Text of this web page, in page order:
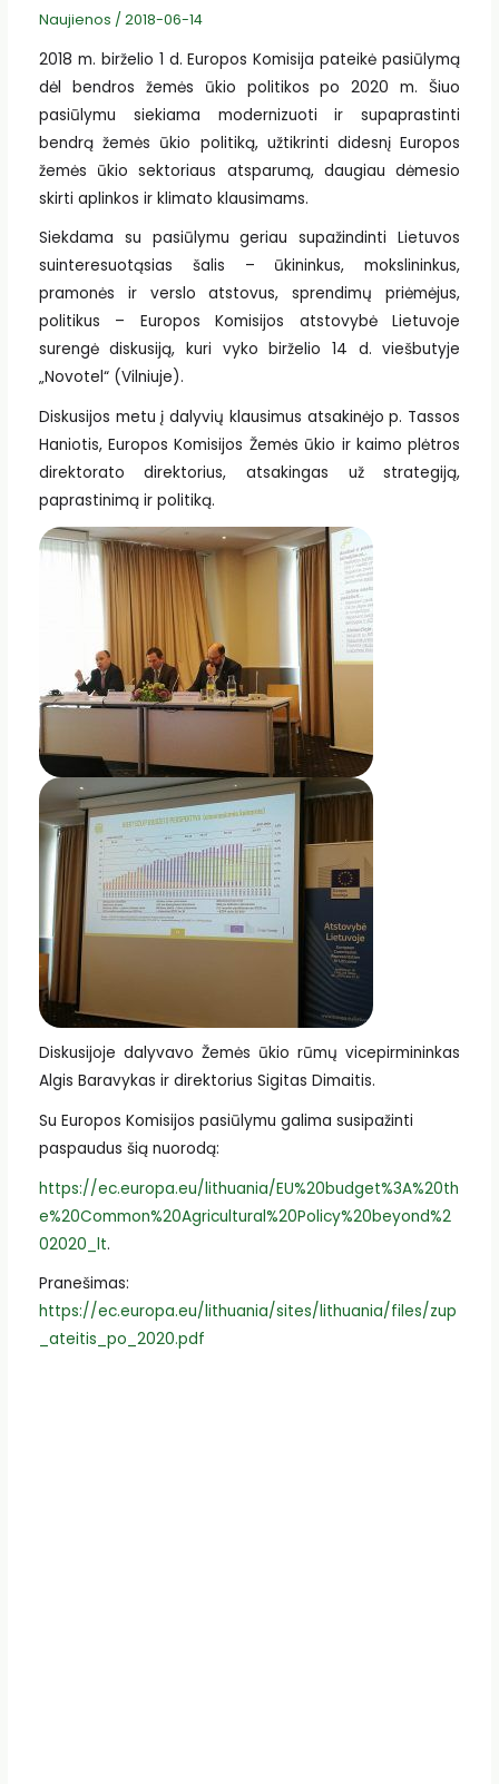
Naujienos / 2018-06-14
2018 m. birželio 1 d. Europos Komisija pateikė pasiūlymą
dėl bendros žemės ūkio politikos po 2020 m. Šiuo
pasiūlymu siekiama modernizuoti ir supaprastinti
bendrą žemės ūkio politiką, užtikrinti didesnį Europos
žemės ūkio sektoriaus atsparumą, daugiau dėmesio
skirti aplinkos ir klimato klausimams.
Siekdama su pasiūlymu geriau supažindinti Lietuvos
suinteresuotąsias šalis – ūkininkus, mokslininkus,
pramonės ir verslo atstovus, sprendimų priėmėjus,
politikus – Europos Komisijos atstovybė Lietuvoje
surengė diskusiją, kuri vyko birželio 14 d. viešbutyje
„Novotel“ (Vilniuje).
Diskusijos metu į dalyvių klausimus atsakinėjo p. Tassos
Haniotis, Europos Komisijos Žemės ūkio ir kaimo plėtros
direktorato direktorius, atsakingas už strategiją,
paprastinimą ir politiką.
Diskusijoje dalyvavo Žemės ūkio rūmų vicepirmininkas
Algis Baravykas ir direktorius Sigitas Dimaitis.
Su Europos Komisijos pasiūlymu galima susipažinti
paspaudus šią nuorodą:
https://ec.europa.eu/lithuania/EU%20budget%3A%20th
e%20Common%20Agricultural%20Policy%20beyond%2
02020_lt.
Pranešimas:
https://ec.europa.eu/lithuania/sites/lithuania/files/zup
_ateitis_po_2020.pdf